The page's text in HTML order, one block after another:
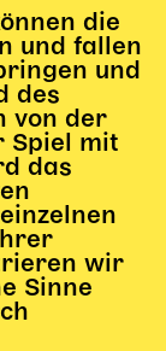
die
und fallen
und
des
von der
Spiel mit
das
wir
Sinne